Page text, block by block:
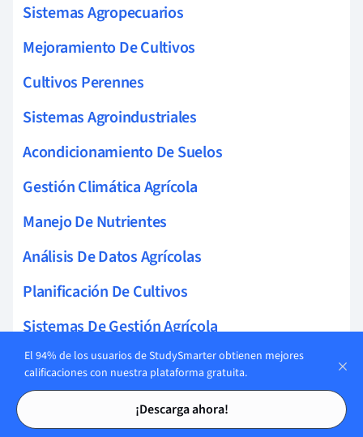
Tarjetas de estudio
Tarjetas de estudio
Sistemas Agropecuarios
Mejoramiento De Cultivos
Cultivos Perennes
Sistemas Agroindustriales
Acondicionamiento De Suelos
Gestión Climática Agrícola
Manejo De Nutrientes
Análisis De Datos Agrícolas
Planificación De Cultivos
Sistemas De Gestión Agrícola
Inyección De Fertilizantes
Tecnologías De Riego
Producción De Semillas
El 94% de los usuarios de StudySmarter obtienen mejores
calificaciones con nuestra plataforma gratuita.
¡Descarga ahora!